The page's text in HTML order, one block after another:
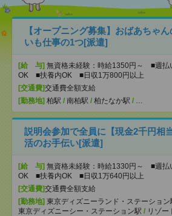
【オープニング募集】おばあちゃ
いも仕事の1つ[派遣]
[給 与] 無資格未経験：時給1350円～ ■週払
OK ■扶養内OK ■日収1万800円以上
[交通費]交通費全額支給
[勤務地] 柏駅 / 南柏駅 / 柏たなか駅 / …
説明会参加で全員に【現金2千円相
活のお手伝い[派遣]
[給 与] 無資格未経験：時給1330円～ ■週払
OK ■扶養内OK ■日収1万640円以上
[交通費]交通費全額支給
[勤務地] 東京ディズニーランド・ステーション
東京ディズニーシー・ステーション駅 / リゾー